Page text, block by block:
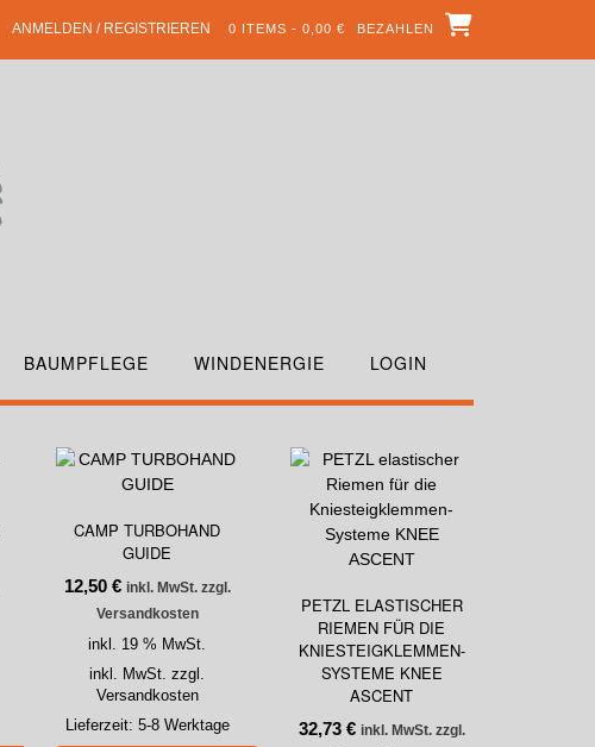
ANMELDEN / REGISTRIEREN 0 ITEMS - 0,00 € BEZAHLEN
BAUMPFLEGE WINDENERGIE LOGIN
CAMP TURBOHAND
GUIDE
12,50 € inkl. MwSt. zzgl.
Versandkosten
inkl. 19 % MwSt.
inkl. MwSt. zzgl.
Versandkosten
Lieferzeit: 5-8 Werktage
PETZL ELASTISCHER
RIEMEN FÜR DIE
KNIESTEIGKLEMMEN-
SYSTEME KNEE
ASCENT
32,73 € inkl. MwSt. zzgl.